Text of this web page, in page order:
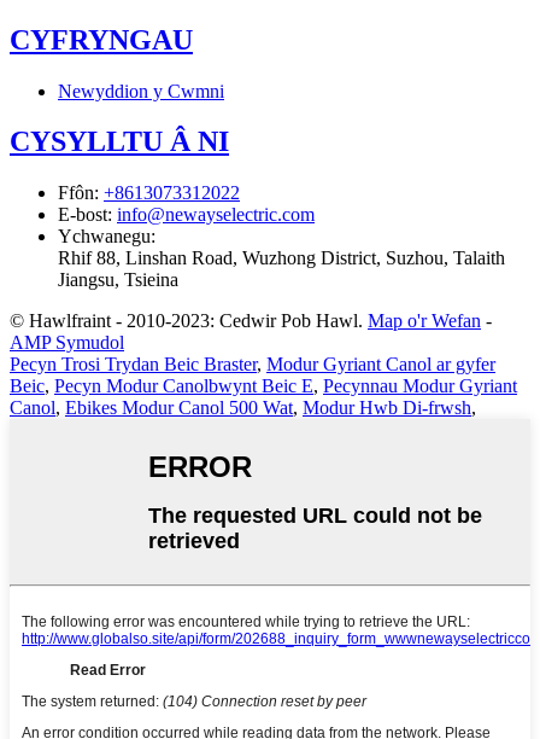
CYFRYNGAU
Newyddion y Cwmni
CYSYLLTU Â NI
Ffôn: +8613073312022
E-bost: info@newayselectric.com
Ychwanegu:
Rhif 88, Linshan Road, Wuzhong District, Suzhou, Talaith
Jiangsu, Tsieina
© Hawlfraint - 2010-2023: Cedwir Pob Hawl. Map o'r Wefan -
AMP Symudol
Pecyn Trosi Trydan Beic Braster, Modur Gyriant Canol ar gyfer
Beic, Pecyn Modur Canolbwynt Beic E, Pecynnau Modur Gyriant
Canol, Ebikes Modur Canol 500 Wat, Modur Hwb Di-frwsh,